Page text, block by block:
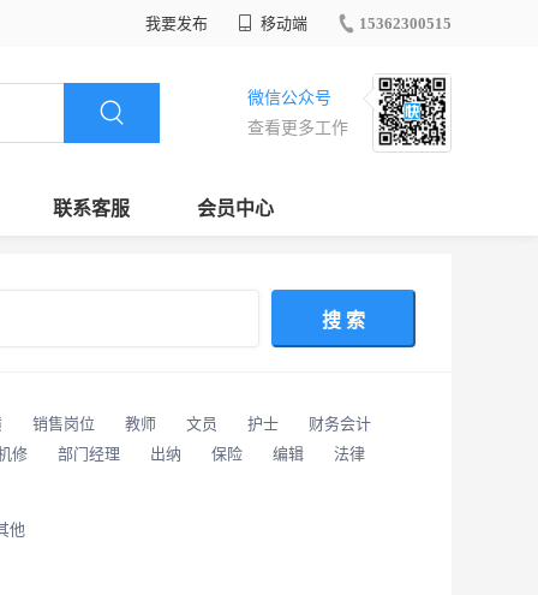
我要发布 移动端 15362300515
微信公众号
查看更多工作
联系客服 会员中心
搜 索
销售岗位 教师 文员 护士
财务会计
修 部门经理 出纳 保险 编辑
法律
他